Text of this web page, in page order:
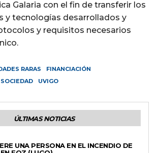
Galaria con el fin de transferir los
y tecnologías desarrollados y
y requisitos necesarios
RARAS
FINANCIACIÓN
SOCIEDAD UVIGO
ÚLTIMAS NOTICIAS
UNA PERSONA EN EL INCENDIO DE